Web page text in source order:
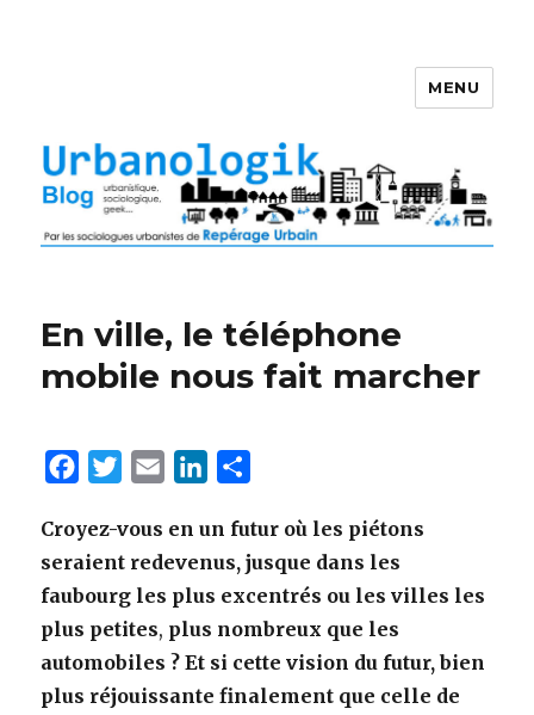
MENU
En ville, le téléphone
mobile nous fait marcher
c
e
b
o
o
k
T
i
t
t
e
r
a
i
l
n
k
e
d
I
n
r
t
a
g
e
r
Croyez-vous en un futur où les piétons
seraient redevenus, jusque dans les
faubourg les plus excentrés ou les villes les
plus petites, plus nombreux que les
automobiles ? Et si cette vision du futur, bien
plus réjouissante finalement que celle de